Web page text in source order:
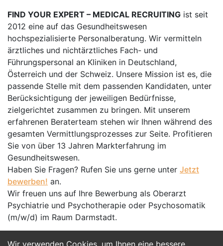
Wir verwenden Cookies, um Ihnen eine bessere
FIND YOUR EXPERT – MEDICAL RECRUITING ist seit
2012 eine auf das Gesundheitswesen
hochspezialisierte Personalberatung. Wir vermitteln
ärztliches und nichtärztliches Fach- und
Führungspersonal an Kliniken in Deutschland,
Österreich und der Schweiz. Unsere Mission ist es, die
passende Stelle mit dem passenden Kandidaten, unter
Berücksichtigung der jeweiligen Bedürfnisse,
zielgerichtet zusammen zu bringen. Mit unserem
erfahrenen Beraterteam stehen wir Ihnen während des
gesamten Vermittlungsprozesses zur Seite. Profitieren
Sie von über 13 Jahren Markterfahrung im
Gesundheitswesen.
Haben Sie Fragen? Rufen Sie uns gerne unter Jetzt
bewerben! an.
Wir freuen uns auf Ihre Bewerbung als Oberarzt
Psychiatrie und Psychotherapie oder Psychosomatik
(m/w/d) im Raum Darmstadt.